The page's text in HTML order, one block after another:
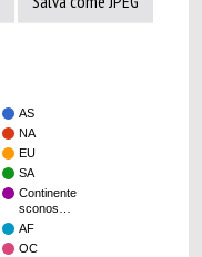
AS
NA
EU
SA
Continente
sconos…
AF
OC